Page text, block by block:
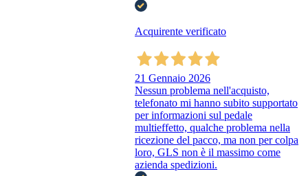
Acquirente verificato
21 Gennaio 2026
Nessun problema nell'acquisto,
telefonato mi hanno subito supportato
per informazioni sul pedale
multieffetto, qualche problema nella
ricezione del pacco, ma non per colpa
loro, GLS non è il massimo come
azienda spedizioni.